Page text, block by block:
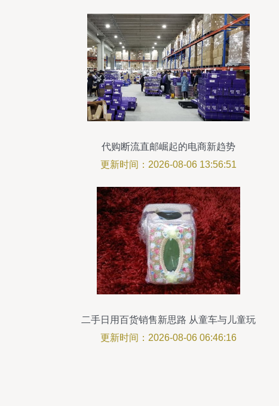
代购断流直邮崛起的电商新趋势
更新时间：2026-08-06 13:56:51
二手日用百货销售新思路 从童车与儿童玩
具批发说起
更新时间：2026-08-06 06:46:16